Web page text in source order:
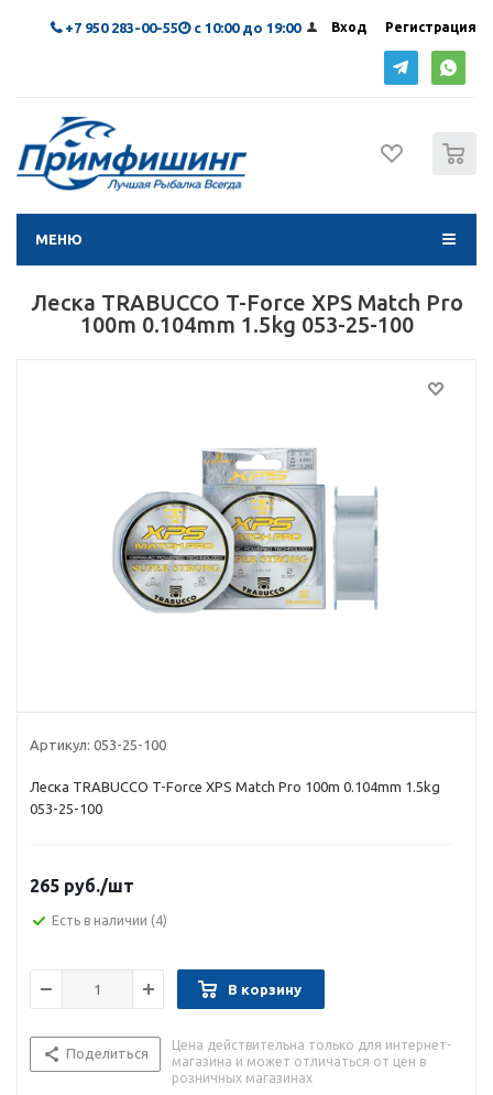
Вход Регистрация
+7 950 283-00-55 с 10:00 до 19:00
МЕНЮ
Леска TRABUCCO T-Force XPS Match Pro
100m 0.104mm 1.5kg 053-25-100
Артикул: 053-25-100
Леска TRABUCCO T-Force XPS Match Pro 100m 0.104mm 1.5kg
053-25-100
265 руб./шт
Есть в наличии (4)
В корзину
Поделиться
Цена действительна только для интернет-
магазина и может отличаться от цен в
розничных магазинах